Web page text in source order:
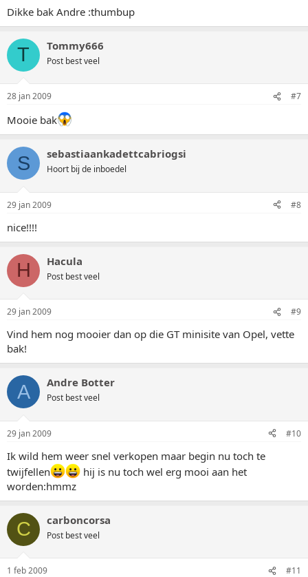
Dikke bak Andre :thumbup
T Tommy666
Post best veel
28 jan 2009 #7
Mooie bak
S sebastiaankadettcabriogsi
Hoort bij de inboedel
29 jan 2009 #8
nice!!!!
H Hacula
Post best veel
29 jan 2009 #9
Vind hem nog mooier dan op die GT minisite van Opel, vette
bak!
A Andre Botter
Post best veel
29 jan 2009 #10
Ik wild hem weer snel verkopen maar begin nu toch te
twijfellen
hij is nu toch wel erg mooi aan het
worden:hmmz
C carboncorsa
Post best veel
1 feb 2009 #11